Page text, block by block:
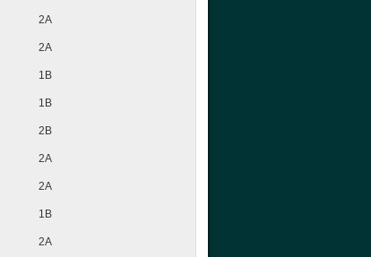
2A
2A
1B
1B
2B
2A
2A
1B
2A